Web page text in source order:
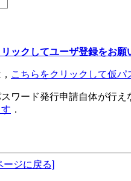
ックしてユーザ登録をお願
こちらをクリックして仮
ワード発行申請自体が行え
．
ージに戻る]